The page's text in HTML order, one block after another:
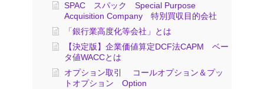
SPAC スパック Special Purpose
Acquisition Company 特別買収目的会社
「銀行業高度化等会社」とは
【決定版】企業価値算定DCF法CAPM ベー
タ値WACCとは
オプション取引 コールオプション＆プッ
トオプション Option